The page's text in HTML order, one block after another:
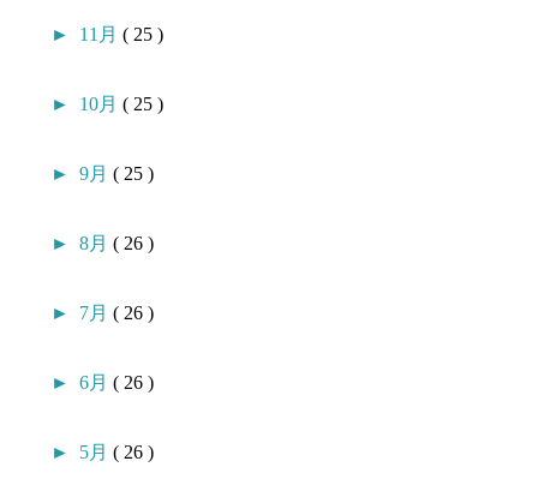
► 11月( 25 )
► 10月( 25 )
►9月( 25 )
►8月( 26 )
► 7月( 26 )
►6月( 26 )
► 5月( 26 )